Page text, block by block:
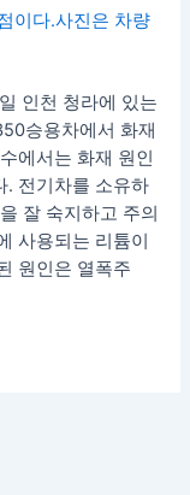
인천 청라에 있는
승용차에서 화재
에서는 화재 원인
. 전기차를 소유하
잘 숙지하고 주의
사용되는 리튬이
원인은 열폭주